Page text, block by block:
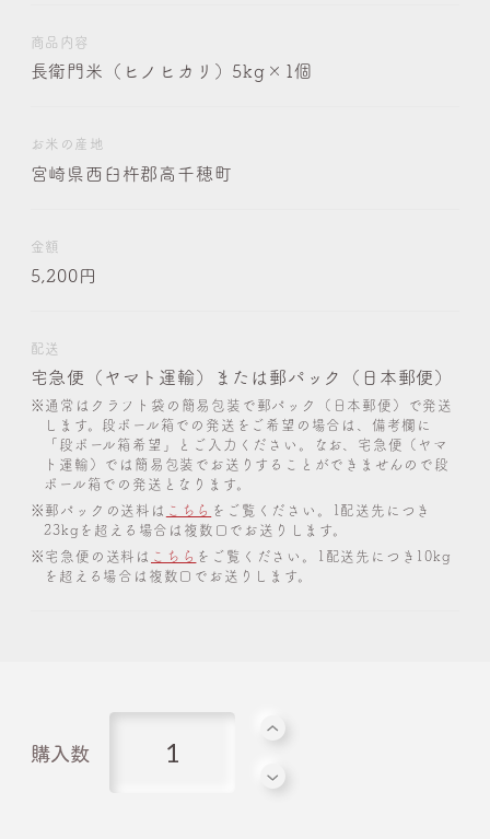
商品内容
長衛門米（ヒノヒカリ）5kg×1個
お米の産地
宮崎県西臼杵郡高千穂町
金額
5,200円
配送
宅急便（ヤマト運輸）または郵パック（日本郵便）
※通常はクラフト袋の簡易包装で郵パック（日本郵便）で発送
します。段ボール箱での発送をご希望の場合は、備考欄に
「段ボール箱希望」とご入力ください。なお、宅急便（ヤマ
ト運輸）では簡易包装でお送りすることができませんので段
ボール箱での発送となります。
※郵パックの送料は こちら をご覧ください。1配送先につき
23kgを超える場合は複数口でお送りします。
※宅急便の送料は こちら をご覧ください。1配送先につき10kg
を超える場合は複数口でお送りします。
購入数